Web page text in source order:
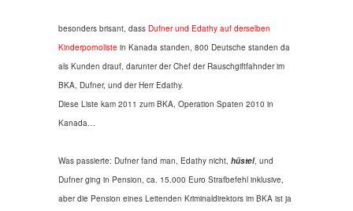
besonders brisant, dass Dufner und Edathy auf derselben
Kinderpornoliste in Kanada standen, 800 Deutsche standen da
als Kunden drauf, darunter der Chef der Rauschgiftfahnder im
BKA, Dufner, und der Herr Edathy.
Diese Liste kam 2011 zum BKA, Operation Spaten 2010 in
Kanada…
Was passierte: Dufner fand man, Edathy nicht, hüstel, und
Dufner ging in Pension, ca. 15.000 Euro Strafbefehl inklusive,
aber die Pension eines Leitenden Kriminaldirektors im BKA ist ja